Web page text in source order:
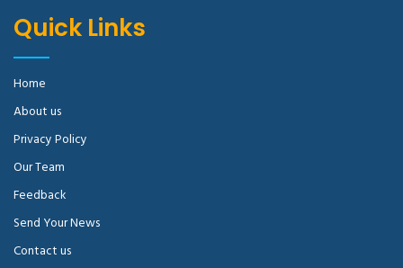
Quick Links
Home
About us
Privacy Policy
Our Team
Feedback
Send Your News
Contact us